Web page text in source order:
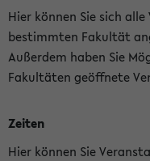
Hier können Sie sich
bestimmten Fakultät
Außerdem haben Sie
Fakultäten geöffnete
Zeiten
Hier können Sie